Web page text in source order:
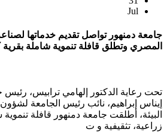
Jul
جامعة دمنهور تواصل تقديم خدماتها
المصري وتطلق قافلة تنموية شاملة
تحت رعاية الدكتور إلهامي ترابيس، رئيس
إيناس إبراهيم، نائب رئيس الجامعة
البيئة، أطلقت جامعة دمنهور قافلة
زراعية، تثقيفية و ت